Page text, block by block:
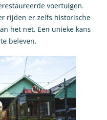
voertuigen.
rijden er zelfs historische
het net. Een unieke kans
beleven.